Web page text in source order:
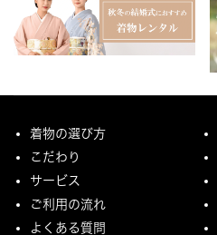
着物の選び方
こだわり
サービス
ご利用の流れ
よくある質問